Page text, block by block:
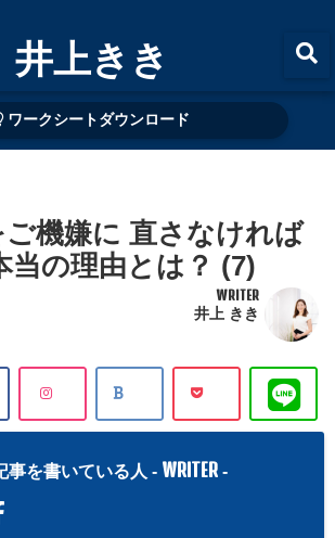
井上きき
ワークシートダウンロード
機嫌に 直さなければ
当の理由とは？ (7)
WRITER
井上 きき
事を書いている人 - WRITER -